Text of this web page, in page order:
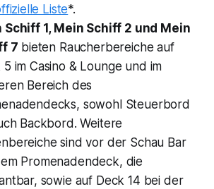
Liste*.
Schiff 1, Mein Schiff 2 und Mein
7 bieten Raucherbereiche auf
5 im Casino & Lounge und im
Bereich des
sowohl Steuerbord
Backbord. Weitere
sind vor der Schau Bar
Promenadendeck, die
sowie auf Deck 14 bei der